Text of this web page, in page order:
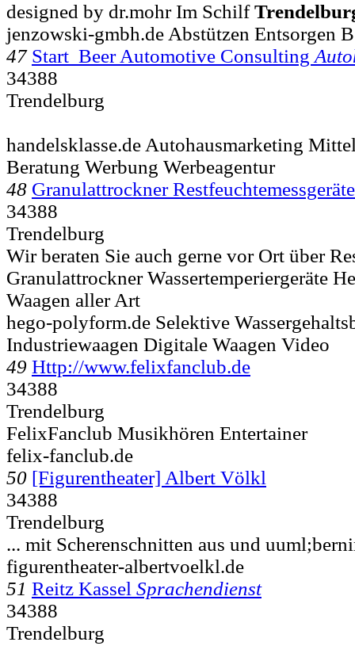
designed by dr.mohr Im Schilf
jenzowski-gmbh.de Abstützen Entsorgen
47 Start Beer Automotive Consulting
34388
Trendelburg
handelsklasse.de Autohausmarketing
Beratung Werbung Werbeagentur
48 Granulattrockner
34388
Trendelburg
Wir beraten Sie auch gerne vor Ort über
Granulattrockner Wassertemperiergeräte
Waagen aller Art
hego-polyform.de Selektive
Industriewaagen Digitale Waagen Video
49 Http://www.felixfanclub.de
34388
Trendelburg
FelixFanclub Musikhören Entertainer
felix-fanclub.de
50 [Figurentheater] Albert Völkl
34388
Trendelburg
... mit Scherenschnitten aus und
figurentheater-albertvoelkl.de
51 Reitz Kassel Sprachendienst
34388
Trendelburg